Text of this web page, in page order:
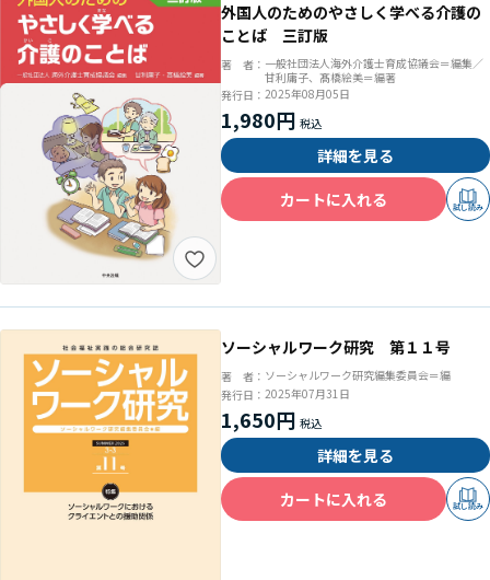
外国人のためのやさしく学べる介護の
ことば 三訂版
著 者： 一般社団法人海外介護士育成協議会＝編集／
甘利庸子、髙橋絵美＝編著
発行日： 2025年08月05日
1,980円
詳細を見る
カートに入れる
試し読み
ソーシャルワーク研究 第１１号
著 者： ソーシャルワーク研究編集委員会＝編
発行日： 2025年07月31日
1,650円
詳細を見る
カートに入れる
試し読み